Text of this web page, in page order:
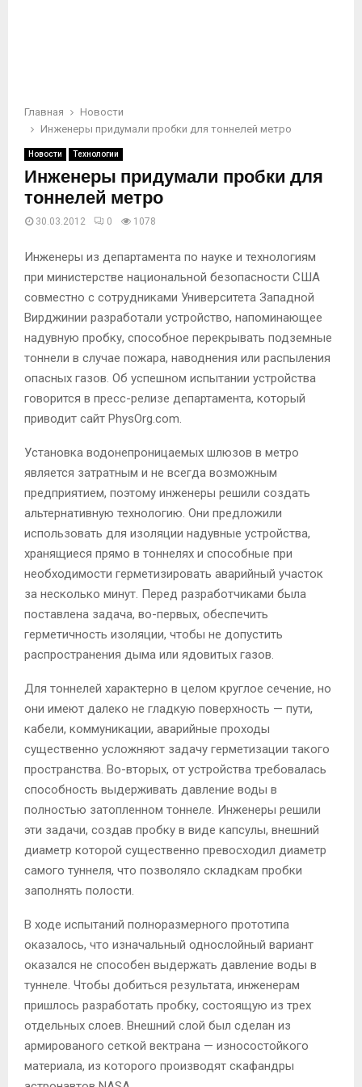
Главная
Новости
Инженеры придумали пробки для тоннелей метро
Новости Технологии
Инженеры придумали пробки для
тоннелей метро
30.03.2012 0 1078
Инженеры из департамента по науке и технологиям
при министерстве национальной безопасности США
совместно с сотрудниками Университета Западной
Вирджинии разработали устройство, напоминающее
надувную пробку, способное перекрывать подземные
тоннели в случае пожара, наводнения или распыления
опасных газов. Об успешном испытании устройства
говорится в пресс-релизе департамента, который
приводит сайт PhysOrg.com.
Установка водонепроницаемых шлюзов в метро
является затратным и не всегда возможным
предприятием, поэтому инженеры решили создать
альтернативную технологию. Они предложили
использовать для изоляции надувные устройства,
хранящиеся прямо в тоннелях и способные при
необходимости герметизировать аварийный участок
за несколько минут. Перед разработчиками была
поставлена задача, во-первых, обеспечить
герметичность изоляции, чтобы не допустить
распространения дыма или ядовитых газов.
Для тоннелей характерно в целом круглое сечение, но
они имеют далеко не гладкую поверхность — пути,
кабели, коммуникации, аварийные проходы
существенно усложняют задачу герметизации такого
пространства. Во-вторых, от устройства требовалась
способность выдерживать давление воды в
полностью затопленном тоннеле. Инженеры решили
эти задачи, создав пробку в виде капсулы, внешний
диаметр которой существенно превосходил диаметр
самого туннеля, что позволяло складкам пробки
заполнять полости.
В ходе испытаний полноразмерного прототипа
оказалось, что изначальный однослойный вариант
оказался не способен выдержать давление воды в
туннеле. Чтобы добиться результата, инженерам
пришлось разработать пробку, состоящую из трех
отдельных слоев. Внешний слой был сделан из
армированого сеткой вектрана — износостойкого
материала, из которого производят скафандры